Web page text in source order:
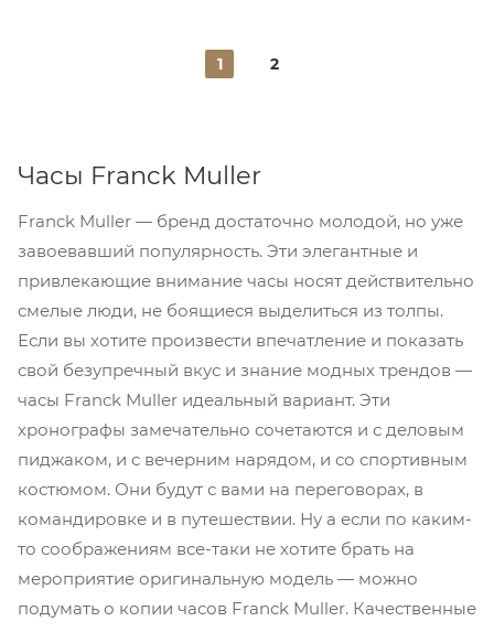
1 2
Часы Franck Muller
Franck Muller — бренд достаточно молодой, но уже
завоевавший популярность. Эти элегантные и
привлекающие внимание часы носят действительно
смелые люди, не боящиеся выделиться из толпы.
Если вы хотите произвести впечатление и показать
свой безупречный вкус и знание модных трендов —
часы Franck Muller идеальный вариант. Эти
хронографы замечательно сочетаются и с деловым
пиджаком, и с вечерним нарядом, и со спортивным
костюмом. Они будут с вами на переговорах, в
командировке и в путешествии. Ну а если по каким-
то соображениям все-таки не хотите брать на
мероприятие оригинальную модель — можно
подумать о копии часов Franck Muller. Качественные